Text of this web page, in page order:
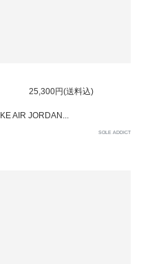
25,300円(送料込)
AIR JORDAN...
SOLE ADDICT